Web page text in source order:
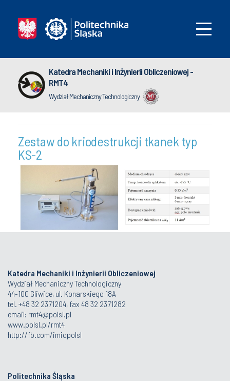
Katedra Mechaniki i Inżynierii Obliczeniowej -
RMT4
Wydział Mechaniczny Technologiczny
Zestaw do kriodestrukcji tkanek typ
KS-2
Katedra Mechaniki i Inżynierii Obliczeniowej
Wydział Mechaniczny Technologiczny
44-100 Gliwice, ul. Konarskiego 18A
tel. +48 32 2371204, fax 48 32 2371282
email: rmt4@polsl.pl
www.polsl.pl/rmt4
http://fb.com/imiopolsl
Politechnika Śląska